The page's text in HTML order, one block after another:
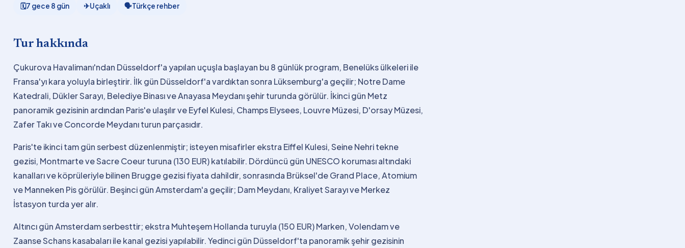
🗓7 gece 8 gün ✈Uçaklı 🗣Türkçe rehber
Tur hakkında
Çukurova Havalimanı'ndan Düsseldorf'a yapılan uçuşla başlayan bu 8 günlük program, Benelüks ülkeleri ile
Fransa'yı kara yoluyla birleştirir. İlk gün Düsseldorf'a vardıktan sonra Lüksemburg'a geçilir; Notre Dame
Katedrali, Dükler Sarayı, Belediye Binası ve Anayasa Meydanı şehir turunda görülür. İkinci gün Metz
panoramik gezisinin ardından Paris'e ulaşılır ve Eyfel Kulesi, Champs Elysees, Louvre Müzesi, D'orsay Müzesi,
Zafer Takı ve Concorde Meydanı turun parçasıdır.
Paris'te ikinci tam gün serbest düzenlenmiştir; isteyen misafirler ekstra Eiffel Kulesi, Seine Nehri tekne
gezisi, Montmarte ve Sacre Coeur turuna (130 EUR) katılabilir. Dördüncü gün UNESCO koruması altındaki
kanalları ve köprüleriyle bilinen Brugge gezisi fiyata dahildir, sonrasında Brüksel'de Grand Place, Atomium
ve Manneken Pis görülür. Beşinci gün Amsterdam'a geçilir; Dam Meydanı, Kraliyet Sarayı ve Merkez
İstasyon turda yer alır.
Altıncı gün Amsterdam serbesttir; ekstra Muhteşem Hollanda turuyla (150 EUR) Marken, Volendam ve
Zaanse Schans kasabaları ile kanal gezisi yapılabilir. Yedinci gün Düsseldorf'ta panoramik şehir gezisinin